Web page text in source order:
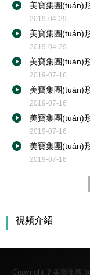
美寶集團(tuán)
2019-04-29
美寶集團(tuán)
2019-04-29
美寶集團(tuán)
2019-07-16
美寶集團(tuán)
2019-07-16
美寶集團(tuán)
2019-07-16
美寶集團(tuán)
2019-07-16
視頻介紹
Copyright ? 美寶集團